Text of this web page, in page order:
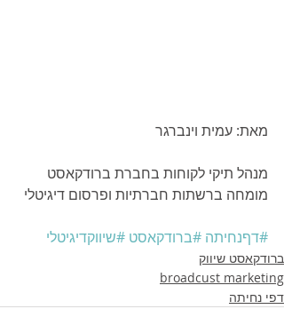
מאת: עמית וינברגר
מנהל תיקי לקוחות בחברת ברודקאסט
מומחה ברשתות חברתיות ופרסום דיגיטלי
#דףנחיתה #ברודקאסט #שיווקדיגיטלי
ברודקאסט שיווק
broadcust marketing
דפי נחיתה